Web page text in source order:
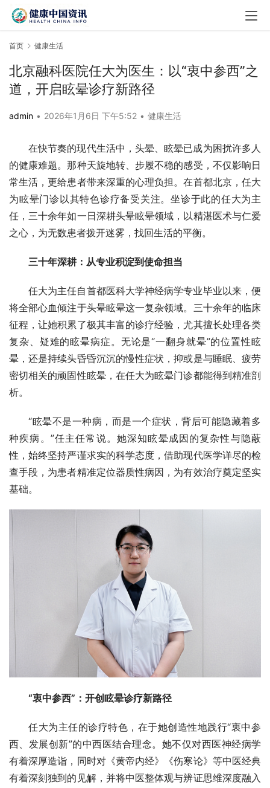
首页 健康生活
北京融科医院任大为医生：以“衷中参西”之
道，开启眩晕诊疗新路径
admin • 2026年1月6日 下午5:52 • 健康生活
在快节奏的现代生活中，头晕、眩晕已成为困扰许多人
的健康难题。那种天旋地转、步履不稳的感受，不仅影响日
常生活，更给患者带来深重的心理负担。在首都北京，任大
为眩晕门诊以其特色诊疗备受关注。坐诊于此的任大为主
任，三十余年如一日深耕头晕眩晕领域，以精湛医术与仁爱
之心，为无数患者拨开迷雾，找回生活的平衡。
三十年深耕：从专业积淀到使命担当
任大为主任自首都医科大学神经病学专业毕业以来，便
将全部心血倾注于头晕眩晕这一复杂领域。三十余年的临床
征程，让她积累了极其丰富的诊疗经验，尤其擅长处理各类
复杂、疑难的眩晕病症。无论是“一翻身就晕”的位置性眩
晕，还是持续头昏昏沉沉的慢性症状，抑或是与睡眠、疲劳
密切相关的顽固性眩晕，在任大为眩晕门诊都能得到精准剖
析。
“眩晕不是一种病，而是一个症状，背后可能隐藏着多
种疾病。”任主任常说。她深知眩晕成因的复杂性与隐蔽
性，始终坚持严谨求实的科学态度，借助现代医学详尽的检
查手段，为患者精准定位器质性病因，为有效治疗奠定坚实
基础。
“衷中参西”：开创眩晕诊疗新路径
任大为主任的诊疗特色，在于她创造性地践行“衷中参
西、发展创新”的中西医结合理念。她不仅对西医神经病学
有着深厚造诣，同时对《黄帝内经》《伤寒论》等中医经典
有着深刻独到的见解，并将中医整体观与辨证思维深度融入